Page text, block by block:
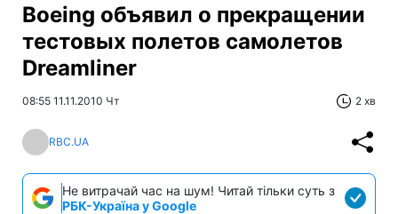
Boeing объявил о прекращении
тестовых полетов самолетов
Dreamliner
08:55 11.11.2010 Чт 2 хв
RBC.UA
Не витрачай час на шум! Читай тільки суть з
РБК-Україна у Google